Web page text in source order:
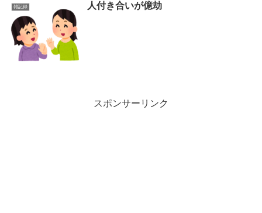
雑記録 人付き合いが億劫
スポンサーリンク